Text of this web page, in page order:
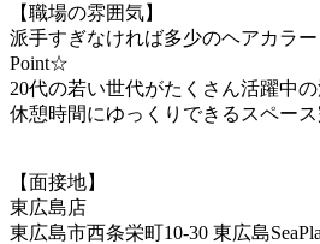
【職場の雰囲気】
派手すぎなければ多少のヘアカラ
Point☆
20代の若い世代がたくさん活躍中の
休憩時間にゆっくりできるスペース
【面接地】
東広島店
東広島市西条栄町10-30 東広島